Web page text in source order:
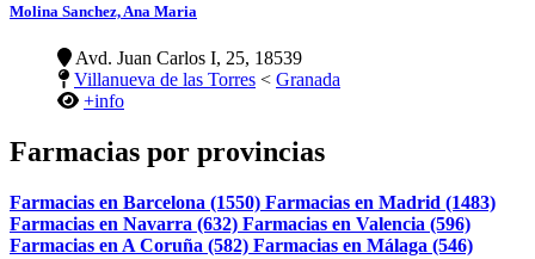
Molina Sanchez, Ana Maria
Avd. Juan Carlos I, 25, 18539
Villanueva de las Torres < Granada
+info
Farmacias por provincias
Farmacias en Barcelona (1550) Farmacias en Madrid (1483)
Farmacias en Navarra (632) Farmacias en Valencia (596)
Farmacias en A Coruña (582) Farmacias en Málaga (546)